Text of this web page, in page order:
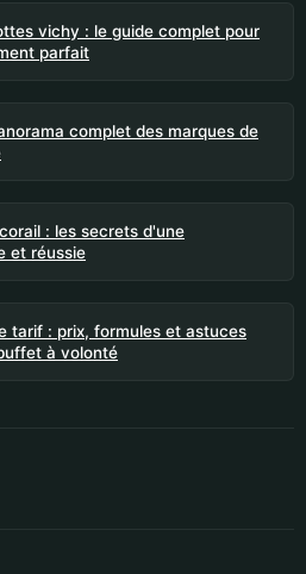
vichy : le guide complet pour
parfait
complet des marques de
: les secrets d'une
et réussie
tarif : prix, formules et astuces
à volonté